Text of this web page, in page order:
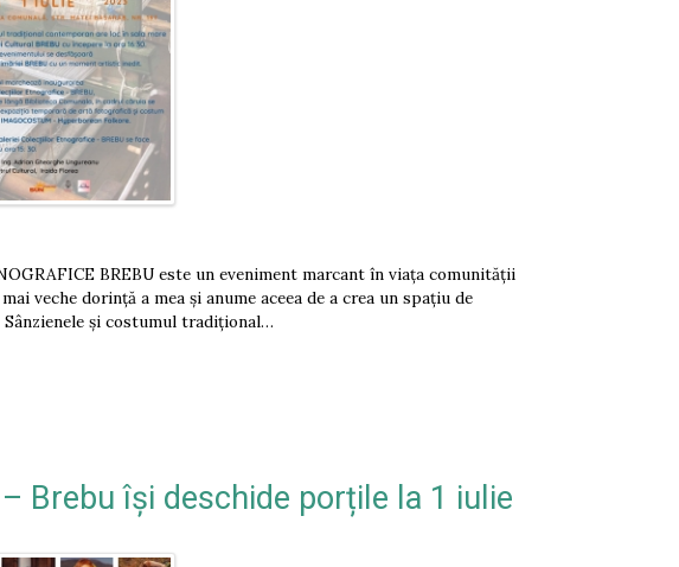
BREBU este un eveniment marcant în viața comunității
veche dorință a mea și anume aceea de a crea un spațiu de
și costumul tradițional…
Brebu își deschide porțile la 1 iulie